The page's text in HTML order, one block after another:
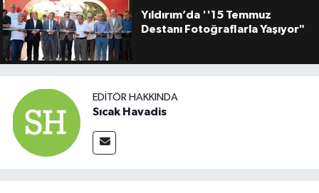
Yıldırım’da ''15 Temmuz
Destanı Fotoğraflarla Yaşıyor"
EDITÖR HAKKINDA
Sıcak Havadis